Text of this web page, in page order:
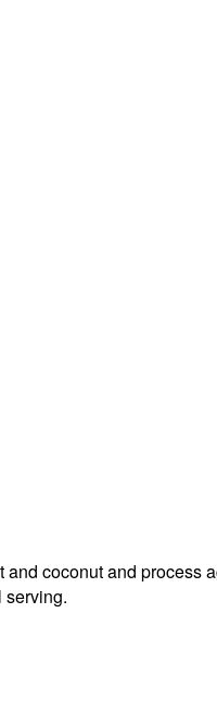
coconut and process
serving.